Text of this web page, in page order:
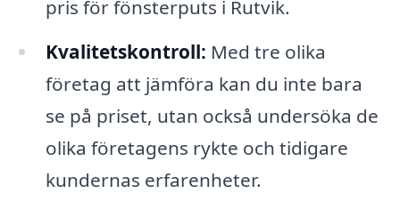
pris för fönsterputs i Rutvik.
Kvalitetskontroll: Med tre olika
företag att jämföra kan du inte bara
se på priset, utan också undersöka de
olika företagens rykte och tidigare
kundernas erfarenheter.